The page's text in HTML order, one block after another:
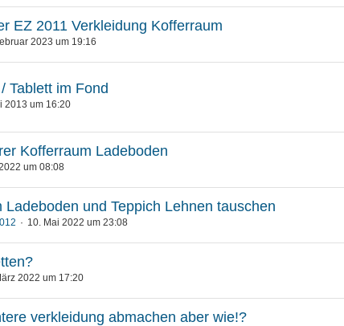
EZ 2011 Verkleidung Kofferraum
2023 um 19:16
Tablett im Fond
2013 um 16:20
Kofferraum Ladeboden
um 08:08
Ladeboden und Teppich Lehnen tauschen
10. Mai 2022 um 23:08
2022 um 17:20
verkleidung abmachen aber wie!?